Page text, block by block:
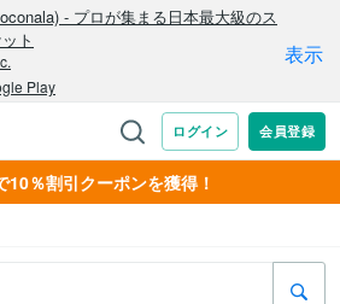
10％割引クーポンを獲得！